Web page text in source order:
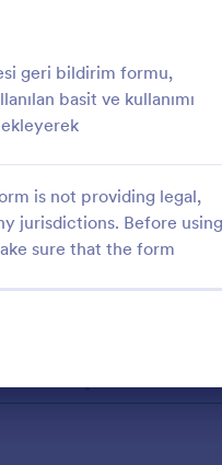
geri bildirim formu,
basit ve kullanımı
is not providing legal,
jurisdictions. Before using
sure that the form
:
Saha Raporu
işleri raporlamak için
günlük çalışma raporu
sistem türü, iş kapsamı,
yorumları gibi alanları içerir.
bir alan